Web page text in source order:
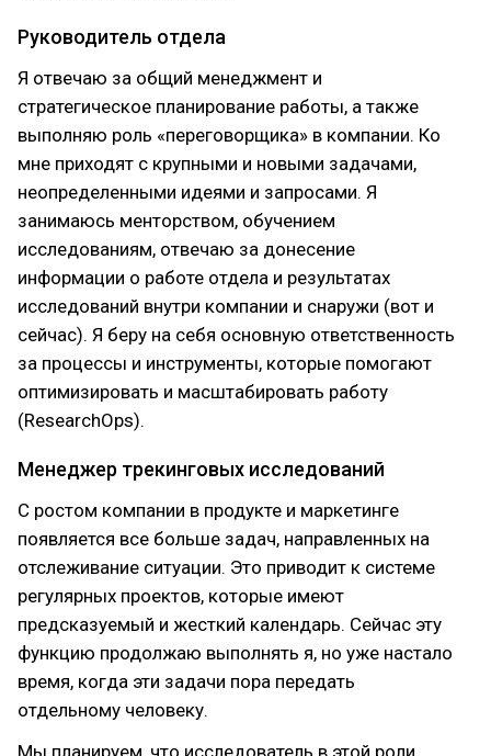
Руководитель отдела
Я отвечаю за общий менеджмент и
стратегическое планирование работы, а также
выполняю роль «переговорщика» в компании. Ко
мне приходят с крупными и новыми задачами,
неопределенными идеями и запросами. Я
занимаюсь менторством, обучением
исследованиям, отвечаю за донесение
информации о работе отдела и результатах
исследований внутри компании и снаружи (вот и
сейчас). Я беру на себя основную ответственность
за процессы и инструменты, которые помогают
оптимизировать и масштабировать работу
(ResearchOps).
Менеджер трекинговых исследований
С ростом компании в продукте и маркетинге
появляется все больше задач, направленных на
отслеживание ситуации. Это приводит к системе
регулярных проектов, которые имеют
предсказуемый и жесткий календарь. Сейчас эту
функцию продолжаю выполнять я, но уже настало
время, когда эти задачи пора передать
отдельному человеку.
Мы планируем, что исследователь в этой роли